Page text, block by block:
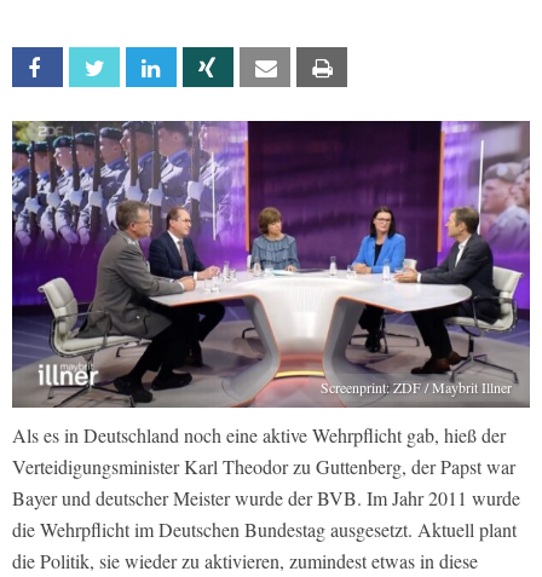
Facebook Twitter Linkedin Xing Email
Screenprint: ZDF / Maybrit Illner
Als es in Deutschland noch eine aktive Wehrpflicht gab, hieß der
Verteidigungsminister Karl Theodor zu Guttenberg, der Papst war
Bayer und deutscher Meister wurde der BVB. Im Jahr 2011 wurde
die Wehrpflicht im Deutschen Bundestag ausgesetzt. Aktuell plant
die Politik, sie wieder zu aktivieren, zumindest etwas in diese